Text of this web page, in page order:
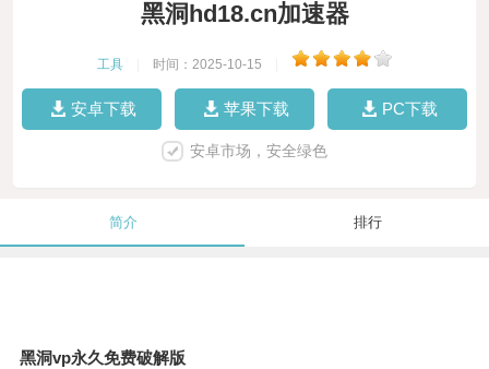
黑洞hd18.cn加速器
工具 时间：2025-10-15
安卓下载 苹果下载 PC下载
安卓市场，安全绿色
简介 排行
黑洞vp永久免费破解版